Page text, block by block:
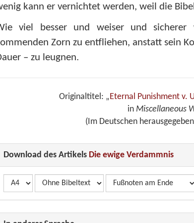
kann er vernichtet werden, weil die
viel besser und weiser und sicherer
Zorn zu entfliehen, anstatt sein
– zu leugnen.
Originaltitel: „Eternal Punishment v.
in Miscellaneous
(Im Deutschen
Download des Artikels Die ewige Verdammnis